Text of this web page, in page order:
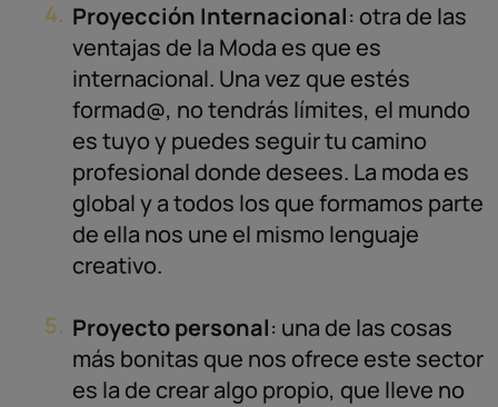
Proyección Internacional: otra de las
ventajas de la Moda es que es
internacional. Una vez que estés
formad@, no tendrás límites, el mundo
es tuyo y puedes seguir tu camino
profesional donde desees. La moda es
global y a todos los que formamos parte
de ella nos une el mismo lenguaje
creativo.
Proyecto personal: una de las cosas
más bonitas que nos ofrece este sector
es la de crear algo propio, que lleve no